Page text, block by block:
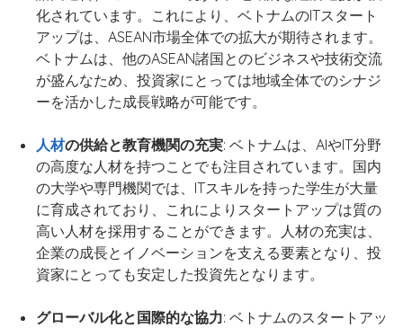
化されています。これにより、ベトナムのITスタート
アップは、ASEAN市場全体での拡大が期待されます。
ベトナムは、他のASEAN諸国とのビジネスや技術交流
が盛んなため、投資家にとっては地域全体でのシナジ
ーを活かした成長戦略が可能です。
人材の供給と教育機関の充実: ベトナムは、AIやIT分野
の高度な人材を持つことでも注目されています。国内
の大学や専門機関では、ITスキルを持った学生が大量
に育成されており、これによりスタートアップは質の
高い人材を採用することができます。人材の充実は、
企業の成長とイノベーションを支える要素となり、投
資家にとっても安定した投資先となります。
グローバル化と国際的な協力: ベトナムのスタートアッ